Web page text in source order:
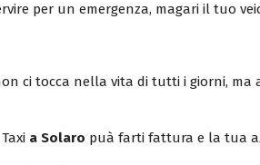
per un emergenza, magari il tuo
ci tocca nella vita di tutti i giorni,
a Solaro puà farti fattura e la tua